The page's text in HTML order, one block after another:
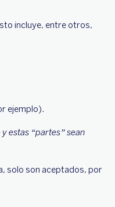
incluye, entre otros,
ejemplo).
estas “partes” sean
solo son aceptados, por